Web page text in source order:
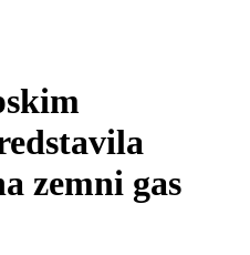
zemni gas